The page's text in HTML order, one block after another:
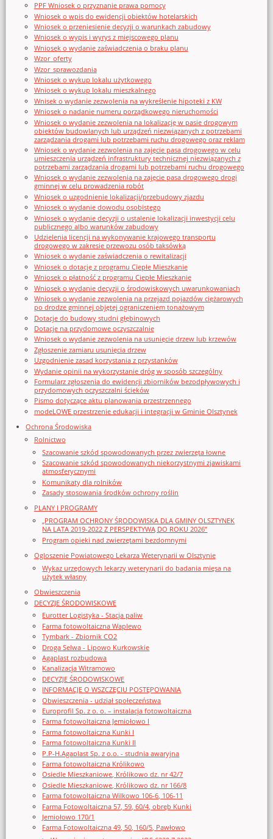
PPF Wniosek o przyznanie prawa pomocy
Wniosek o wpis do ewidencji obiektów hotelarskich
Wniosek o przeniesienie decyzji o warunkach zabudowy
Wniosek o wypis i wyrys z miejscowego planu
Wniosek o wydanie zaświadczenia o braku planu
Wzor_oferty
Wzor_sprawozdania
Wniosek o wykup lokalu użytkowego
Wniosek o wykup lokalu mieszkalnego
Wnisek o wydanie zezwolenia na wykreślenie hipoteki z KW
Wniosek o nadanie numeru porządkowego nieruchomości
Wniosek o wydanie zezwolenia na lokalizację w pasie drogowym
obiektów budowlanych lub urządzeń niezwiązanych z potrzebami
zarządzania drogami lub potrzebami ruchu drogowego oraz reklam
Wniosek o wydanie zezwolenia na zajęcie pasa drogowego w celu
umieszczenia urządzeń infrastruktury technicznej niezwiązanych z
potrzebami zarządzania drogami lub potrzebami ruchu drogowego
Wniosek o wydanie zezwolenia na zajęcie pasa drogowego drogi
gminnej w celu prowadzenia robót
Wniosek o uzgodnienie lokalizacji/przebudowy zjazdu
Wniosek o wydanie dowodu osobistego
Wniosek o wydanie decyzji o ustalenie lokalizacji inwestycji celu
publicznego albo warunków zabudowy
Udzielenia licencji na wykonywanie krajowego transportu
drogowego w zakresie przewozu osób taksówką
Wniosek o wydanie zaświadczenia o rewitalizacji
Wniosek o dotację z programu Ciepłe Mieszkanie
Wniosek o płatność z programu Ciepłe Mieszkanie
Wniosek o wydanie decyzji o środowiskowych uwarunkowaniach
Wniosek o wydanie zezwolenia na przejazd pojazdów ciężarowych
po drodze gminnej objętej ograniczeniem tonażowym
Dotacje do budowy studni głębinowych
Dotacje na przydomowe oczyszczalnie
Wniosek o wydanie zezwolenia na usunięcie drzew lub krzewów
Zgłoszenie zamiaru usunięcia drzew
Uzgodnienie zasad korzystania z przystanków
Wydanie opinii na wykorzystanie dróg w sposób szczególny
Formularz zgłoszenia do ewidencji zbiorników bezodpływowych i
przydomowych oczyszczalni ścieków
Pismo dotyczące aktu planowania przestrzennego
modeLOWE przestrzenie edukacji i integracji w Gminie Olsztynek
Ochrona Środowiska
Rolnictwo
Szacowanie szkód spowodowanych przez zwierzęta łowne
Szacowanie szkód spowodowanych niekorzystnymi zjawiskami
atmosferycznymi
Komunikaty dla rolników
Zasady stosowania środków ochrony roślin
PLANY I PROGRAMY
„PROGRAM OCHRONY ŚRODOWISKA DLA GMINY OLSZTYNEK
NA LATA 2019-2022 Z PERSPEKTYWĄ DO ROKU 2026”
Program opieki nad zwierzętami bezdomnymi
Ogloszenie Powiatowego Lekarza Weterynarii w Olsztynie
Wykaz urzędowych lekarzy weterynarii do badania mięsa na
użytek własny
Obwieszczenia
DECYZJE ŚRODOWISKOWE
Eurotter Logistyka - Stacja paliw
Farma fotowoltaiczna Waplewo
Tymbark - Zbiornik CO2
Droga Selwa - Lipowo Kurkowskie
Agaplast rozbudowa
Kanalizacja Witramowo
DECYZJE ŚRODOWISKOWE
INFORMACJE O WSZCZĘCIU POSTĘPOWANIA
Obwieszczenia - udział społeczeństwa
Europrofil Sp. z o. o. – instalacja fotowoltaiczna
Farma fotowoltaiczna Jemiołowo I
Farma fotowoltaiczna Kunki I
Farma fotowoltaiczna Kunki II
P.P-H.Agaplast Sp. z o.o. - studnia awaryjna
Farma fotowoltaiczna Królikowo
Osiedle Mieszkaniowe, Królikowo dz. nr 42/7
Osiedle Mieszkaniowe, Królikowo dz. nr 166/8
Farma fotowoltaiczna Wilkowo 106-6, 106-11
Farma Fotowoltaiczna 57, 59, 60/4, obręb Kunki
Jemiołowo 170/1
Farma Fotowoltaiczna 49, 50, 160/5, Pawłowo